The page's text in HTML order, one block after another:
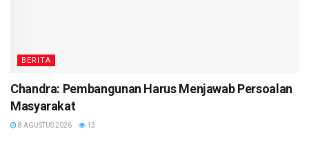
BERITA
Chandra: Pembangunan Harus Menjawab Persoalan
Masyarakat
8 AGUSTUS 2026 13